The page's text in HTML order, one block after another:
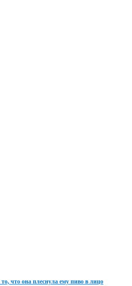
что она плеснула ему пиво в лицо